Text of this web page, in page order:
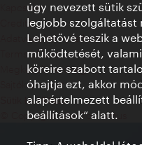
Kapcsolat
Credits
Adatvédelmi nyilatkozat
Terms of Use
Megközelíthetőség
Sajtókapcsolat
Sütik beállítása
© Copyright WienTourismus
úgy nevezett sütik
legjobb szolgáltatást
Lehetővé teszik a
működtetését,
köreire szabott
óhajtja ezt, akkor
alapértelmezett
beállítások“ alatt.